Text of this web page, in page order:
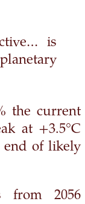
is
the current
at +3.5°C
end of likely
from 2056